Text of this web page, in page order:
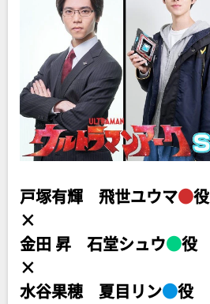
戸塚有輝 飛世ユウマ●役
×
金田 昇 石堂シュウ●役
×
水谷果穂夏目リン●役